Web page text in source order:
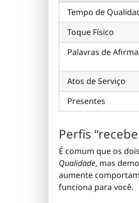
Tempo de
Toque Físico
Palavras de
Atos de Serviço
Presentes
Perfis
É comum que os
Qualidade, mas
aumente
funciona para você.